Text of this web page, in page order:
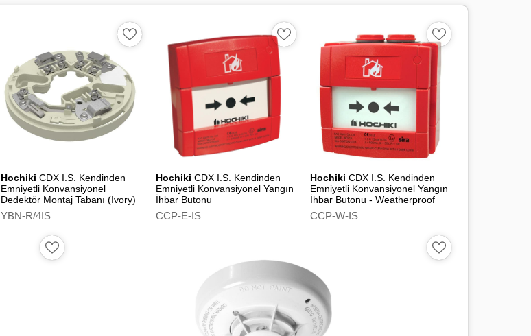
Sabitleme Merkezleri (mm) 48 - 74
Ağırlık 51g / Çap 100 mm, Yükseklik 8 mm
Standards
EN 54-5
Approvals and Certifications
ATEX – BAS01ATEX1281X
ATEX – BAS01ATEX1021X
Hochiki CDX I.S. Kendinden
Emniyetli Konvansiyonel
Dedektör Montaj Tabanı (Ivory)
YBN-R/4IS
Hochiki CDX I.S. Kendinden
Emniyetli Konvansiyonel Yangın
İhbar Butonu
CCP-E-IS
Hochiki CDX I.S. Kendinden
Emniyetli Konvansiyonel Yangın
İhbar Butonu - Weatherproof
CCP-W-IS